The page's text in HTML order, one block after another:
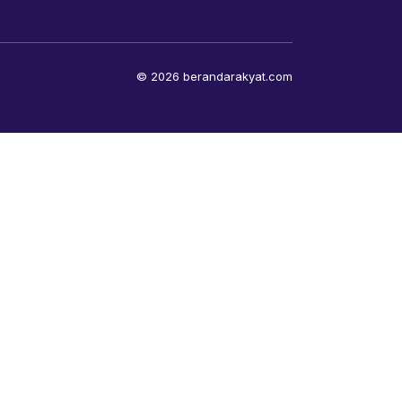
© 2026 berandarakyat.com